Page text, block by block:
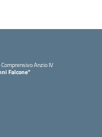
Anzio IV
Falcone"